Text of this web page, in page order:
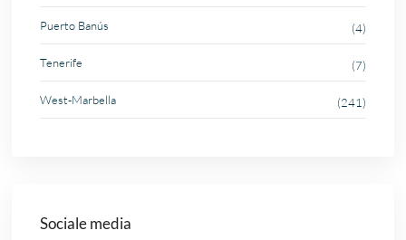
Puerto Banús (4)
Tenerife (7)
West-Marbella (241)
Sociale media